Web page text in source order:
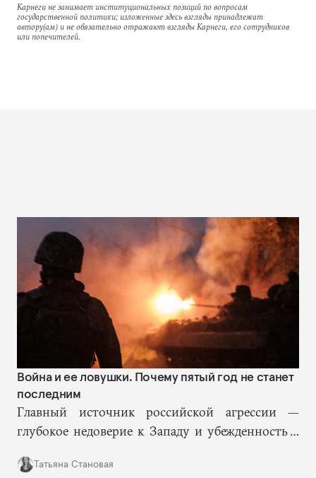
Карнеги не занимает институциональных позиций по вопросам
государственной политики; изложенные здесь взгляды принадлежат
автору(ам) и не обязательно отражают взгляды Карнеги, его сотрудников
или попечителей.
Война и ее ловушки. Почему пятый год не станет
последним
Главный источник российской агрессии —
глубокое недоверие к Западу и убежденность в
поражение». И пока этот страх присутствует,
Татьяна Становая